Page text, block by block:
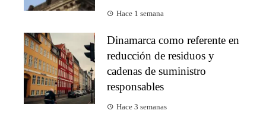
Hace 1 semana
Dinamarca como referente en
reducción de residuos y
cadenas de suministro
responsables
Hace 3 semanas